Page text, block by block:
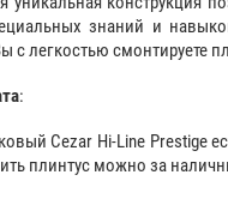
знаний и
с легкостью смонтируете
:
Cezar Hi-Line Prestige
плинтус можно за